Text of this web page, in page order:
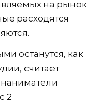
на рынок
расходятся
останутся, как
считает
2